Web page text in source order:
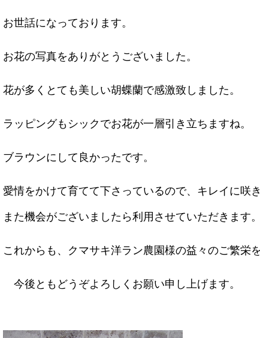
お世話になっております。
お花の写真をありがとうございました。
花が多くとても美しい胡蝶蘭で感激致しました。
ラッピングもシックでお花が一層引き立ちますね。
ブラウンにして良かったです。
愛情をかけて育てて下さっているので、キレイに咲
また機会がございましたら利用させていただきます
これからも、クマサキ洋ラン農園様の益々のご繁栄
今後ともどうぞよろしくお願い申し上げます。